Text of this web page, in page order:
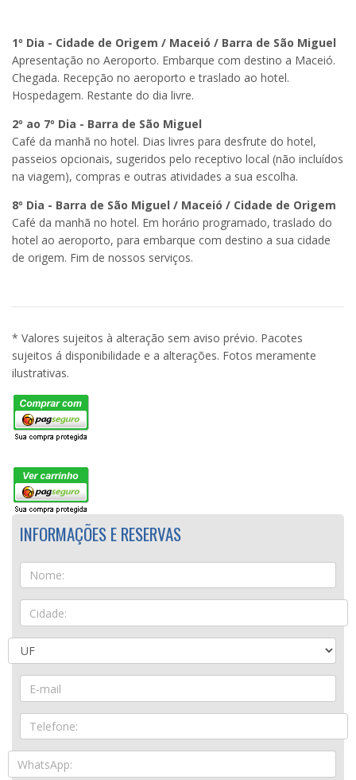
1º Dia - Cidade de Origem / Maceió / Barra de São Miguel
Apresentação no Aeroporto. Embarque com destino a Maceió.
Chegada. Recepção no aeroporto e traslado ao hotel.
Hospedagem. Restante do dia livre.
2º ao 7º Dia - Barra de São Miguel
Café da manhã no hotel. Dias livres para desfrute do hotel,
passeios opcionais, sugeridos pelo receptivo local (não incluídos
na viagem), compras e outras atividades a sua escolha.
8º Dia - Barra de São Miguel / Maceió / Cidade de Origem
Café da manhã no hotel. Em horário programado, traslado do
hotel ao aeroporto, para embarque com destino a sua cidade
de origem. Fim de nossos serviços.
* Valores sujeitos à alteração sem aviso prévio. Pacotes
sujeitos á disponibilidade e a alterações. Fotos meramente
ilustrativas.
INFORMAÇÕES E RESERVAS